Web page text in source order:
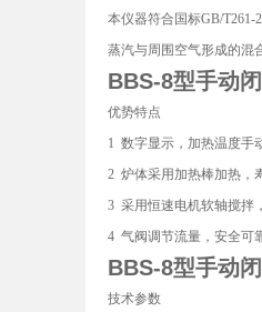
本仪器符合国标GB/
蒸汽与周围空气形成的混
BBS-8型手动
优势特点
1 数字显示，加热温度手
2 炉体采用加热棒加热，
3 采用恒速电机软轴搅拌
4 气阀调节流量，安全可
BBS-8型手动
技术参数